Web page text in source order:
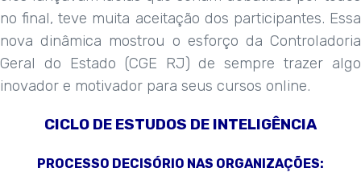
no final, teve muita aceitação dos participantes. Essa
nova dinâmica mostrou o esforço da Controladoria
Geral do Estado (CGE RJ) de sempre trazer algo
inovador e motivador para seus cursos online.
CICLO DE ESTUDOS DE INTELIGÊNCIA
PROCESSO DECISÓRIO NAS ORGANIZAÇÕES: